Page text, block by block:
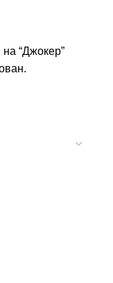
“Джокер”